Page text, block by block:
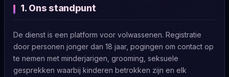
1. Ons standpunt
De dienst is een platform voor volwassenen. Registratie
door personen jonger dan 18 jaar, pogingen om contact op
te nemen met minderjarigen, grooming, seksuele
gesprekken waarbij kinderen betrokken zijn en elk